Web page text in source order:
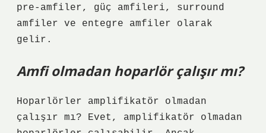
pre-amfiler, güç amfileri, surround
amfiler ve entegre amfiler olarak
gelir.
Amfi olmadan hoparlör çalışır mı?
Hoparlörler amplifikatör olmadan
çalışır mı? Evet, amplifikatör olmadan